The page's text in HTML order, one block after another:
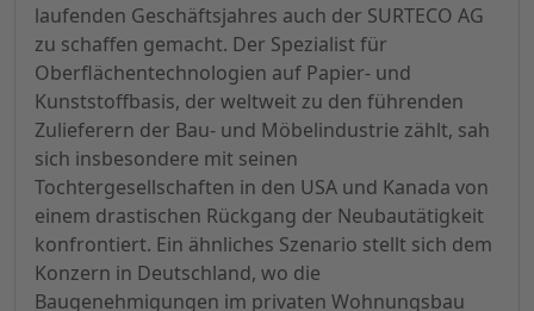
laufenden Geschäftsjahres auch der SURTECO AG
zu schaffen gemacht. Der Spezialist für
Oberflächentechnologien auf Papier- und
Kunststoffbasis, der weltweit zu den führenden
Zulieferern der Bau- und Möbelindustrie zählt, sah
sich insbesondere mit seinen
Tochtergesellschaften in den USA und Kanada von
einem drastischen Rückgang der Neubautätigkeit
konfrontiert. Ein ähnliches Szenario stellt sich dem
Konzern in Deutschland, wo die
Baugenehmigungen im privaten Wohnungsbau